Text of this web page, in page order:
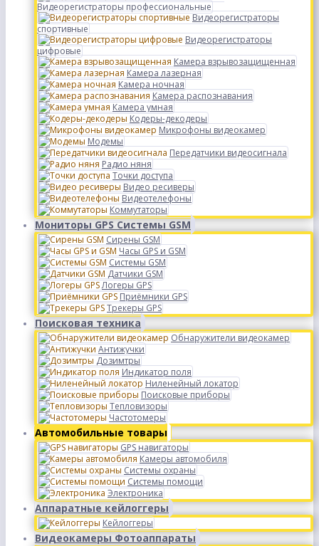
Видеорегистраторы профессиональные
Видеорегистраторы
спортивные
Видеорегистраторы
цифровые
Камера взрывозащищенная
Камера лазерная
Камера ночная
Камера распознавания
Камера умная
Кодеры-декодеры
Микрофоны видеокамер
Модемы
Передатчики видеосигнала
Радио няня
Точки доступа
Видео ресиверы
Видеотелефоны
Коммутаторы
Мониторы GPS Системы GSM
Сирены GSM
Часы GPS и GSM
Системы GSM
Датчики GSM
Логеры GPS
Приёмники GPS
Трекеры GPS
Поисковая техника
Обнаружители видеокамер
Антижучки
Дозимтры
Индикатор поля
Ниленейный локатор
Поисковые приборы
Тепловизоры
Частотомеры
Автомобильные товары
GPS навигаторы
Камеры автомобиля
Системы охраны
Системы помощи
Электроника
Аппаратные кейлоггеры
Кейлоггеры
Видеокамеры Фотоаппараты